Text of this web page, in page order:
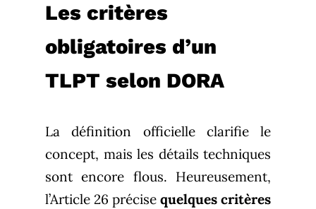
Les critères
obligatoires d’un
TLPT selon DORA
La définition officielle clarifie le
concept, mais les détails techniques
sont encore flous. Heureusement,
l’Article 26 précise quelques critères